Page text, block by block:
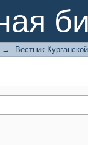
→ Вестник